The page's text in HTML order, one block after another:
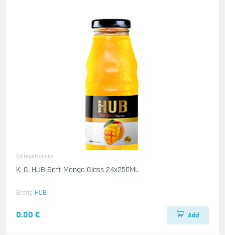
Kaltegetraenke
K. G. HUB Saft Mango Glass 24x250ML
Brand HUB
0.00 € Add